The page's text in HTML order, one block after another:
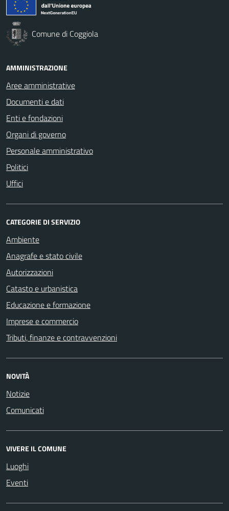
Comune di Coggiola
AMMINISTRAZIONE
Aree amministrative
Documenti e dati
Enti e fondazioni
Organi di governo
Personale amministrativo
Politici
Uffici
CATEGORIE DI SERVIZIO
Ambiente
Anagrafe e stato civile
Autorizzazioni
Catasto e urbanistica
Educazione e formazione
Imprese e commercio
Tributi, finanze e contravvenzioni
NOVITÀ
Notizie
Comunicati
VIVERE IL COMUNE
Luoghi
Eventi